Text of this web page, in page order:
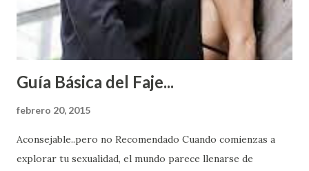
Guía Básica del Faje...
febrero 20, 2015
Aconsejable..pero no Recomendado Cuando comienzas a
explorar tu sexualidad, el mundo parece llenarse de